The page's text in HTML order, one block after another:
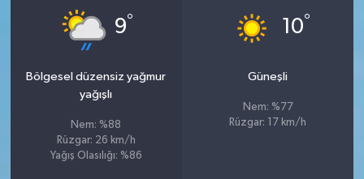
9°
Bölgesel düzensiz yağmur
yağışlı
Nem: %88
Rüzgar: 26 km/h
Yağış Olasılığı: %86
10°
Güneşli
Nem: %77
Rüzgar: 17 km/h